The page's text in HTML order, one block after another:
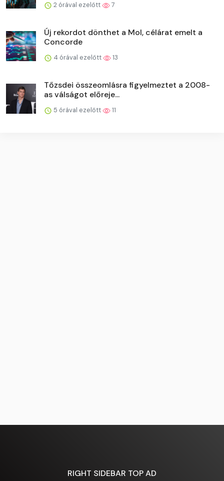
2 órával ezelőtt 7
Új rekordot dönthet a Mol, célárat emelt a
Concorde
4 órával ezelőtt 13
Tőzsdei összeomlásra figyelmeztet a 2008-
as válságot előreje...
5 órával ezelőtt 11
RIGHT SIDEBAR TOP AD